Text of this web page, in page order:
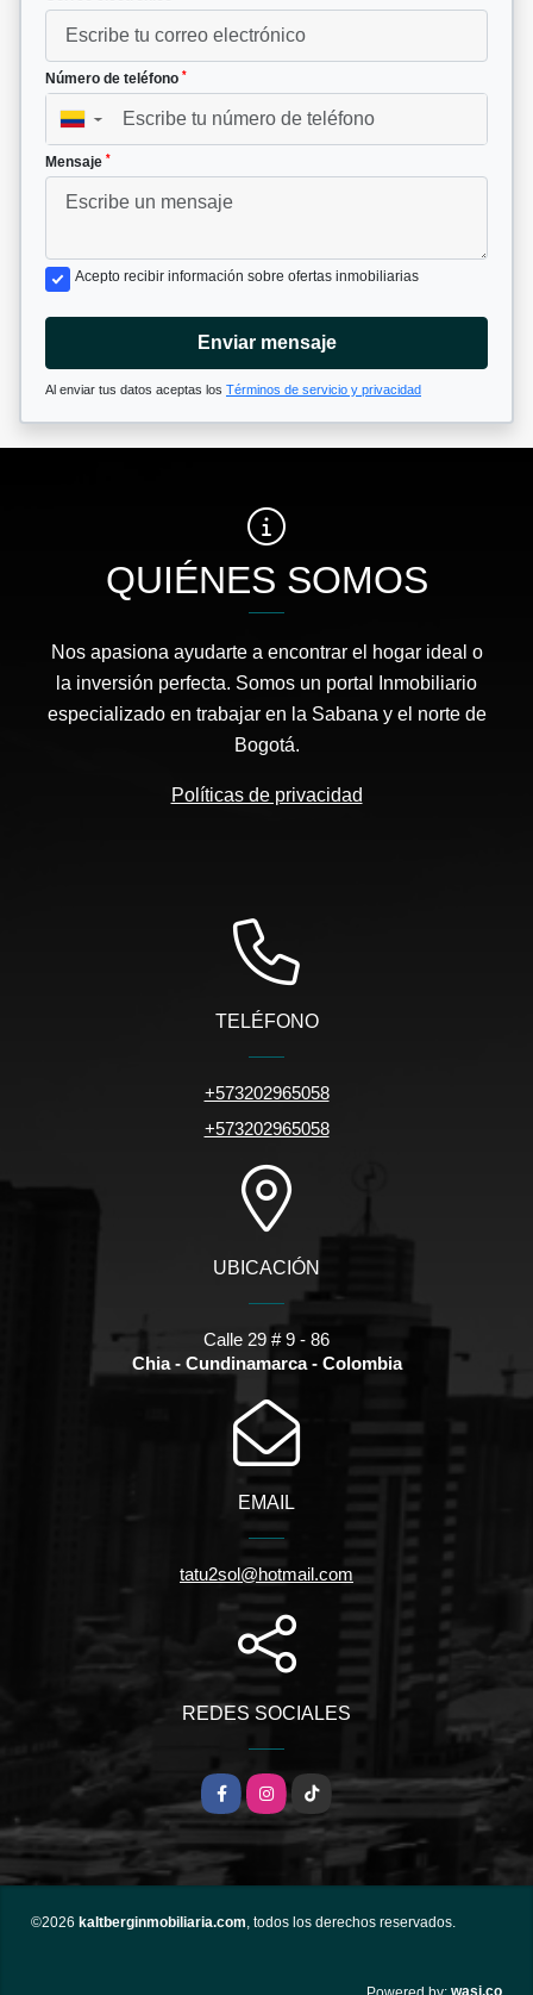
Número de teléfono *
▼
Mensaje *
Acepto recibir información sobre ofertas inmobiliarias
Enviar mensaje
Al enviar tus datos aceptas los Términos de servicio y privacidad
QUIÉNES SOMOS
Nos apasiona ayudarte a encontrar el hogar ideal o
la inversión perfecta. Somos un portal Inmobiliario
especializado en trabajar en la Sabana y el norte de
Bogotá.
Políticas de privacidad
TELÉFONO
+573202965058
+573202965058
UBICACIÓN
Calle 29 # 9 - 86
Chia - Cundinamarca - Colombia
EMAIL
tatu2sol@hotmail.com
REDES SOCIALES
FacebookInstagramTikTok
©2026 kaltberginmobiliaria.com, todos los derechos reservados.